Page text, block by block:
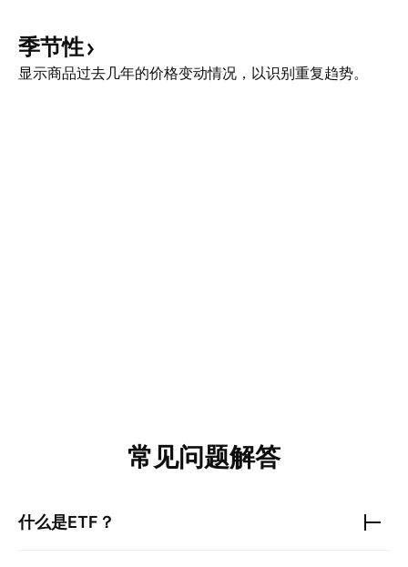
季节性
显示商品过去几年的价格变动情况，以识别重复趋势。
常见问题解答
什么是ETF？